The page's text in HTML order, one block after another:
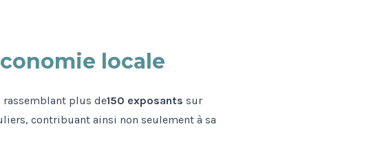
locale
rassemblant plus de150 exposants sur
contribuant ainsi non seulement à sa